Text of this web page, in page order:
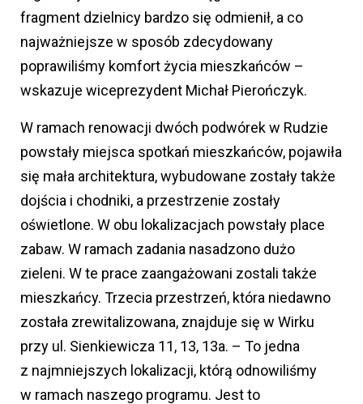
fragment dzielnicy bardzo się odmienił, a co
najważniejsze w sposób zdecydowany
poprawiliśmy komfort życia mieszkańców –
wskazuje wiceprezydent Michał Pierończyk.
W ramach renowacji dwóch podwórek w Rudzie
powstały miejsca spotkań mieszkańców, pojawiła
się mała architektura, wybudowane zostały także
dojścia i chodniki, a przestrzenie zostały
oświetlone. W obu lokalizacjach powstały place
zabaw. W ramach zadania nasadzono dużo
zieleni. W te prace zaangażowani zostali także
mieszkańcy. Trzecia przestrzeń, która niedawno
została zrewitalizowana, znajduje się w Wirku
przy ul. Sienkiewicza 11, 13, 13a. – To jedna
z najmniejszych lokalizacji, którą odnowiliśmy
w ramach naszego programu. Jest to